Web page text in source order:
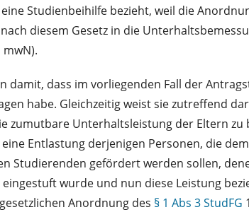
Studienbeihilfe bezieht, weil die
diesem Gesetz in die
mwN).
dass im vorliegenden Fall der
habe. Gleichzeitig weist sie zutreffend
zumutbare Unterhaltsleistung der Eltern zu
Entlastung derjenigen Personen, die
Studierenden gefördert werden sollen,
eingestuft wurde und nun diese Leistung
Anordnung des § 1 Abs 3 StudFG